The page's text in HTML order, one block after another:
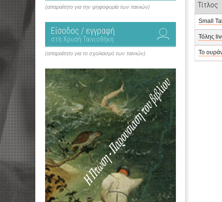
(απαραίτητο για την ψηφοφορία των ταινιών)
Είσοδος / εγγραφή
στη Χρυσή Ταινιοθήκη
(απαραίτητο για το σχολιασμό των ταινιών)
Τίτλος
Small
Τόλης
Το